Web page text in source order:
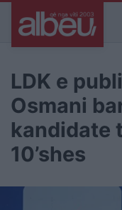
LDK e
Osmani
kandidate
10’shes